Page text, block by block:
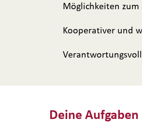
Deine Aufgaben
Möglichkeiten
Kooperativer und